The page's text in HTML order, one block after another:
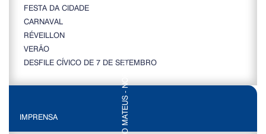
FESTA DA CIDADE
CARNAVAL
RÉVEILLON
VERÃO
DESFILE CÍVICO DE 7 DE SETEMBRO
IMPRENSA